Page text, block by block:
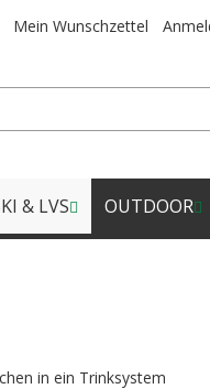
Mein Wunschzettel
& LVS OUTDOOR
in ein Trinksystem